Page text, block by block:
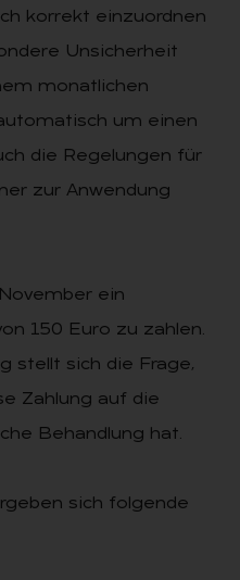
korrekt einzuordnen
Unsicherheit
monatlichen
um einen
die Regelungen für
zur Anwendung
ein
150 Euro zu zahlen.
stellt sich die Frage,
Zahlung auf die
Behandlung hat.
sich folgende